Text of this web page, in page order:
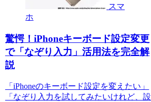
スマ
ホ
驚愕！iPhoneキーボード設定変更
で「なぞり入力」活用法を完全解
説
「iPhoneのキーボード設定を変えたい」
「なぞり入力を試してみたいけれど、設